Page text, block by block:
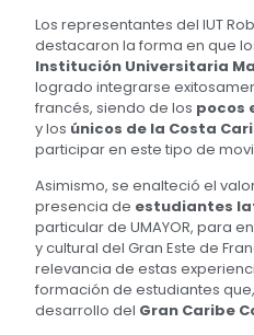
Los representantes del IUT
destacaron la forma en que
Institución Universitaria
logrado integrarse
francés, siendo de los pocos
y los únicos de la Costa
participar en este tipo de
Asimismo, se enalteció el
presencia de estudiantes
particular de UMAYOR, para
y cultural del Gran Este de
relevancia de estas
formación de estudiantes
desarrollo del Gran Caribe